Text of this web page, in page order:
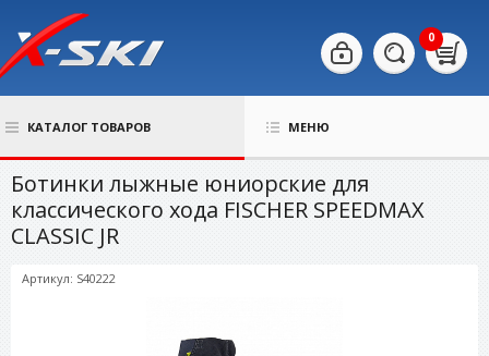
0
КАТАЛОГ ТОВАРОВ МЕНЮ
Ботинки лыжные юниорские для
классического хода FISCHER SPEEDMAX
CLASSIC JR
Артикул: S40222